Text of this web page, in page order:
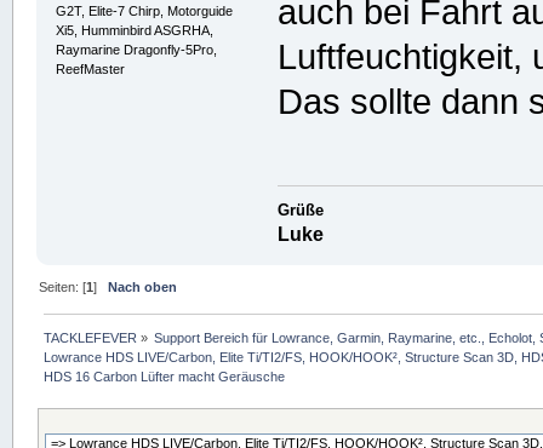
G2T, Elite-7 Chirp, Motorguide
Xi5, Humminbird ASGRHA,
Raymarine Dragonfly-5Pro,
ReefMaster
auch bei Fahrt
Luftfeuchtigkeit,
Das sollte dann
Grüße
Luke
Seiten: [1]Nach oben
TACKLEFEVER » Support Bereich für Lowrance, Garmin, Raymarine, etc.,
Lowrance HDS LIVE/Carbon, Elite Ti/TI2/FS, HOOK/HOOK², Structure Scan 3D,
HDS 16 Carbon Lüfter macht Geräusche